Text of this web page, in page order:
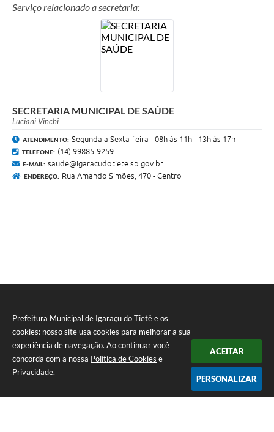
Prefeitura Municipal de Igaraçu do Tietê e os
cookies: nosso site usa cookies para melhorar a sua
experiência de navegação. Ao continuar você
concorda com a nossa Política de Cookies e
Privacidade.
ACEITAR
PERSONALIZAR
Serviço relacionado a secretaria:
SECRETARIA MUNICIPAL DE SAÚDE
Luciani Vinchi
ATENDIMENTO: Segunda a Sexta-feira - 08h às 11h - 13h às 17h
TELEFONE: (14) 99885-9259
E-MAIL: saude@igaracudotiete.sp.gov.br
ENDEREÇO: Rua Amando Simões, 470 - Centro